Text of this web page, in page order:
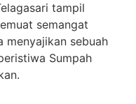
tampil
semangat
menyajikan sebuah
Sumpah